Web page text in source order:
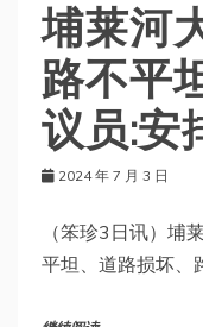
埔莱河
路不平
议员:安
2024 年 7 月 3 日
（笨珍3日讯）埔
平坦、道路损坏、